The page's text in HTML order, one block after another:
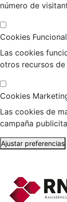
número de
Cookies
Las cookies
otros recursos de
Cookies
Las cookies de
campaña
Ajustar preferencias